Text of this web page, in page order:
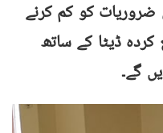
ضروریات کو کم کرنے
ڈیٹا کے ساتھ
گے۔